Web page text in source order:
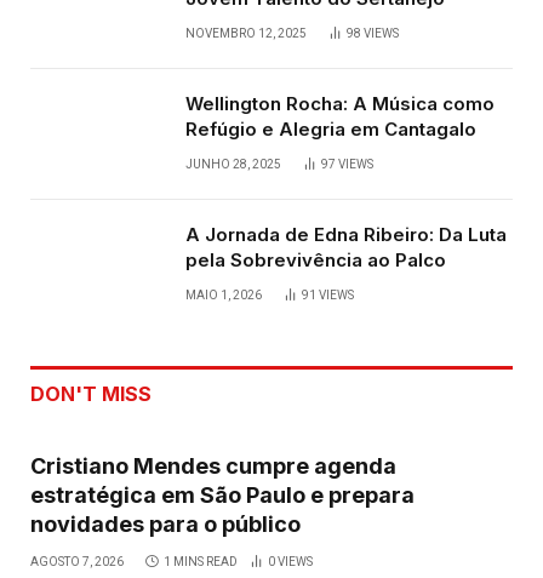
NOVEMBRO 12, 2025 98 VIEWS
Wellington Rocha: A Música como
Refúgio e Alegria em Cantagalo
JUNHO 28, 2025 97 VIEWS
A Jornada de Edna Ribeiro: Da Luta
pela Sobrevivência ao Palco
MAIO 1, 2026 91 VIEWS
DON'T MISS
Cristiano Mendes cumpre agenda
estratégica em São Paulo e prepara
novidades para o público
AGOSTO 7, 2026 1 MINS READ 0VIEWS